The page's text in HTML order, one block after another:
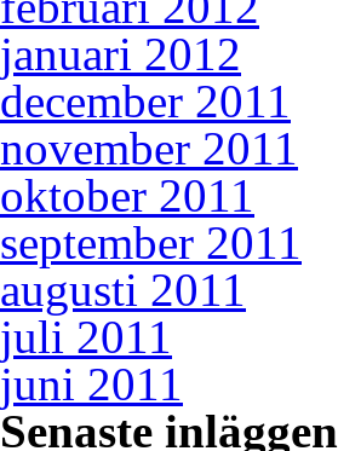
januari 2012
december 2011
november 2011
oktober 2011
september 2011
augusti 2011
juli 2011
juni 2011
Senaste inläggen